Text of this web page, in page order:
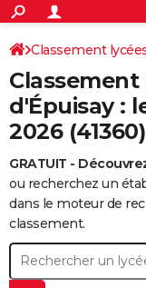
ACTUALITÉS
Politique
Société
Faits Divers
Education
Monde
Villes
+
SPORT
Coupe du monde 2026
Football
Tennis
Cyclisme
Rugby
Forum
CULTURE
Programme TV
TNT
Streaming
Cinéma
Sorties cinéma
Musique
+
FINANCE
Retraite
Impôts
Epargne
Immobilier
Risques naturels par
Banque
Assurance
Crédit
AUTO
Essais
Réserver un essai
Citadines
Berlines
SUV
Forum auto
+
HIGH-TECH
BRICOLAGE
Forum
Aménagement intérieur
Extérieur
Cuisine
Salle de bains
Jardinage
Rangement
+WEEK-END
Classement
Classement
d'Épuisay :
2026
GRATUIT -
ou recherchez un
dans le moteur de
classement.